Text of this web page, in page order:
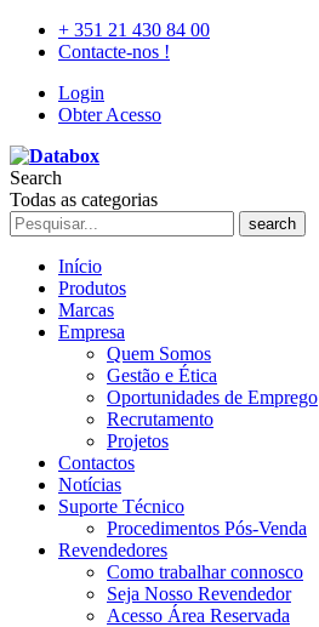
+ 351 21 430 84 00
Contacte-nos !
Login
Obter Acesso
Search
Todas as categorias
search
Início
Produtos
Marcas
Empresa
Quem Somos
Gestão e Ética
Oportunidades de Emprego
Recrutamento
Projetos
Contactos
Notícias
Suporte Técnico
Procedimentos Pós-Venda
Revendedores
Como trabalhar connosco
Seja Nosso Revendedor
Acesso Área Reservada